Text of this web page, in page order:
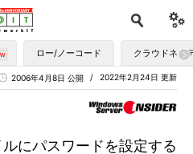
ロー/ノーコード クラウドネイ
2022年2月24日 更新
2006年4月8日 公開
にパスワードを設定する